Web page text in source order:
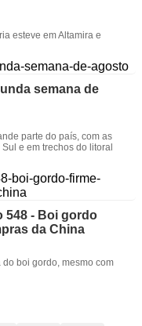
esteve em Altamira e
semana de
parte do país, com as
e em trechos do litoral
548 - Boi gordo
da China
boi gordo, mesmo com